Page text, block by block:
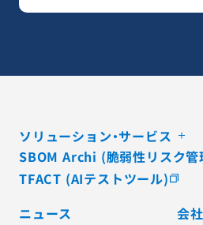
ソリューション・サービス
SBOM Archi (脆弱性リスク管
TFACT (AIテストツール)
ニュース
会